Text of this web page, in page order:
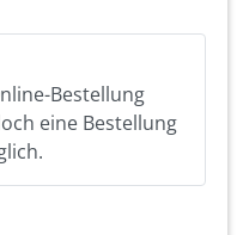
Bestellung
eine Bestellung